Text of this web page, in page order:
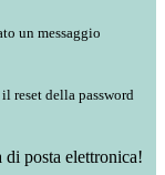
un messaggio
reset della password
posta elettronica!